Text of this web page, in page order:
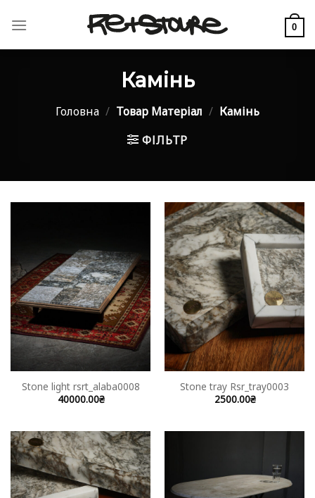
0
Камінь
Головна / Товар Матеріал / Камінь
ФІЛЬТР
Stone light rsrt_alaba0008
40000.00₴
Stone tray Rsr_tray0003
2500.00₴